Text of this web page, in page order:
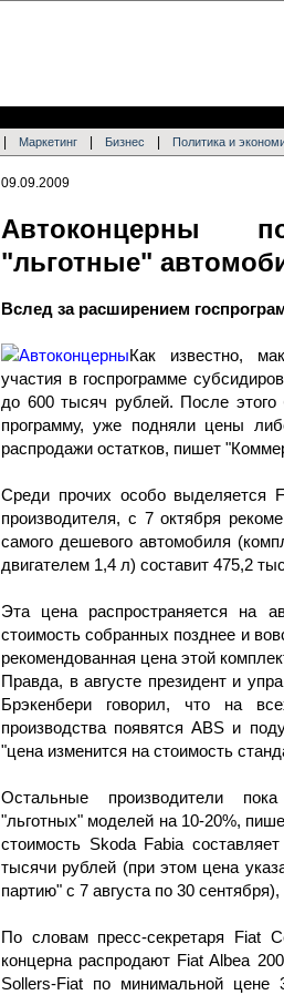
Маркетинг Бизнес Политика и
09.09.2009
Автоконцерны
"льготные"
Вслед за расширением
Как известно,
участия в госпрограмме
до 600 тысяч рублей. После
программу, уже подняли цены
распродажи остатков, пишет
Среди прочих особо выделяется
производителя, с 7 октября
самого дешевого автомобиля
двигателем 1,4 л) составит 475,2
Эта цена распространяется на
стоимость собранных позднее и
рекомендованная цена этой
Правда, в августе президент и
Брэкенбери говорил, что на
производства появятся ABS и
"цена изменится на стоимость
Остальные производители
"льготных" моделей на 10-20%,
стоимость Skoda Fabia
тысячи рублей (при этом цена
партию" с 7 августа по 30
По словам пресс-секретаря Fiat
концерна распродают Fiat Albea
Sollers-Fiat по минимальной